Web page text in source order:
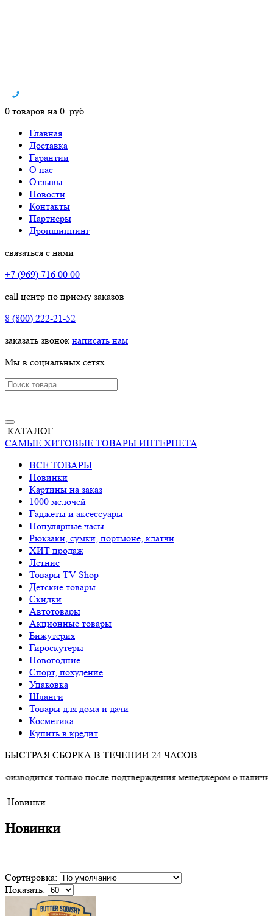
0 товаров на 0. руб.
Главная
Доставка
Гарантии
О нас
Отзывы
Новости
Контакты
Партнеры
Дропшиппинг
связаться с нами
+7 (969) 716 00 00
call центр по приему заказов
8 (800) 222-21-52
заказать звонок написать нам
Мы в социальных сетях
КАТАЛОГ
САМЫЕ ХИТОВЫЕ ТОВАРЫ ИНТЕРНЕТА
ВСЕ ТОВАРЫ
Новинки
Картины на заказ
1000 мелочей
Гаджеты и аксессуары
Популярные часы
Рюкзаки, сумки, портмоне, клатчи
ХИТ продаж
Летние
Товары TV Shop
Детские товары
Cкидки
Автотовары
Акционные товары
Бижутерия
Гироскутеры
Новогодние
Спорт, похудение
Упаковка
Шланги
Товары для дома и дачи
Косметика
Купить в кредит
БЫСТРАЯ СБОРКА В ТЕЧЕНИИ 24 ЧАСОВ
только после подтверждения менеджером о наличии товара.
Новинки
Новинки
Сортировка:
Показать: